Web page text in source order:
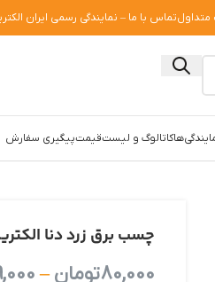
متداولتماس با ما – نمایندگی رسمی ایران
کاتالوگ و لیست‌قیمتپیگیری سفارش
چسب برق زرد دنا
80,000تومان –